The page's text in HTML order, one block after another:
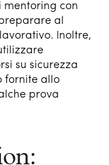
mentoring con
al
Inoltre,
su sicurezza
fornite allo
prova